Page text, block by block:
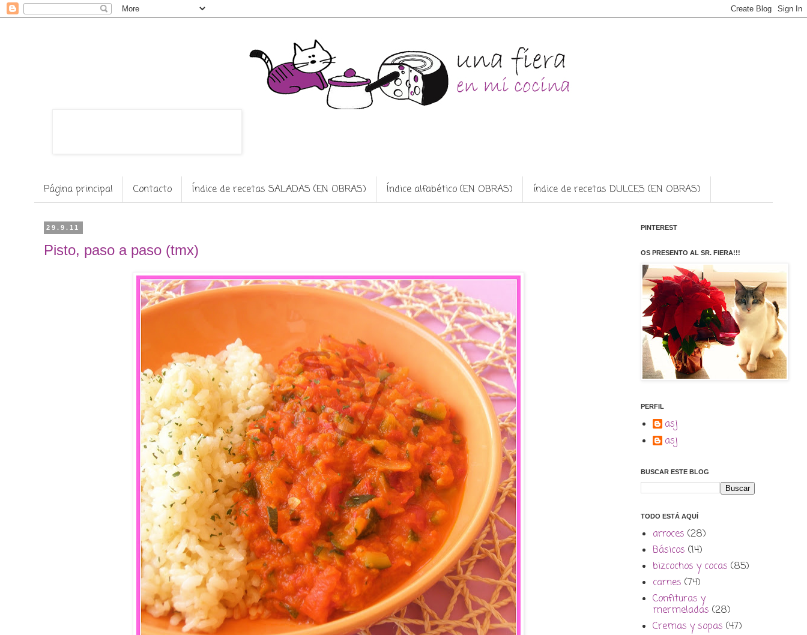
Página principal Contacto Índice de recetas SALADAS (EN OBRAS) Índice alfabético (EN OBRAS) índice de recetas DULCES (EN OBRAS)
29.9.11
Pisto, paso a paso (tmx)
PINTEREST
OS PRESENTO AL SR. FIERA!!!
PERFIL
asj
asj
BUSCAR ESTE BLOG
TODO ESTÁ AQUÍ
arroces (28)
Básicos (14)
bizcochos y cocas (85)
carnes (74)
Confituras y
mermeladas (28)
Cremas y sopas (47)